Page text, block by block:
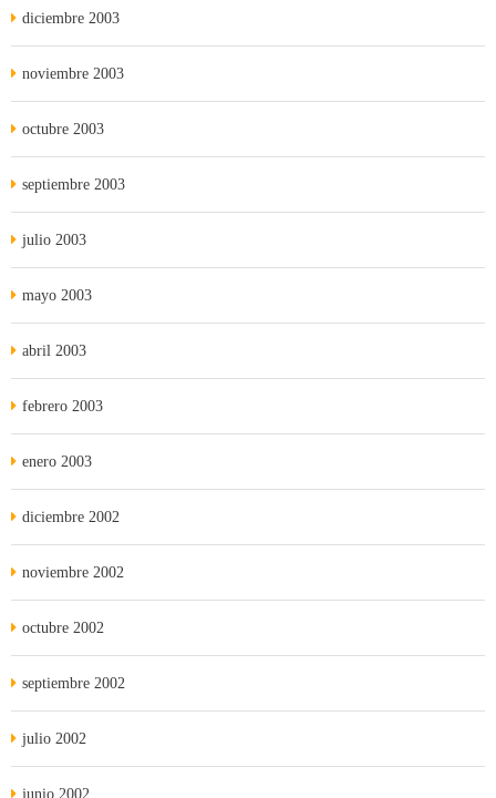
diciembre 2003
noviembre 2003
octubre 2003
septiembre 2003
julio 2003
mayo 2003
abril 2003
febrero 2003
enero 2003
diciembre 2002
noviembre 2002
octubre 2002
septiembre 2002
julio 2002
junio 2002